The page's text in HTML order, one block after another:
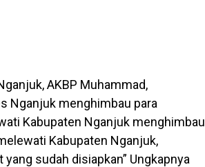
AKBP Muhammad,
Nganjuk menghimbau para
Kabupaten Nganjuk menghimbau
Kabupaten Nganjuk,
sudah disiapkan” Ungkapnya